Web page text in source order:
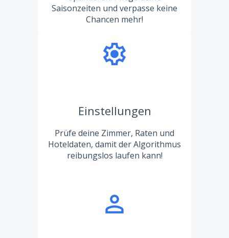
Saisonzeiten und verpasse keine
Chancen mehr!
Einstellungen
Prüfe deine Zimmer, Raten und
Hoteldaten, damit der Algorithmus
reibungslos laufen kann!